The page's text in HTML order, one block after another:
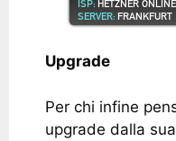
Upgrade
Per chi infine
upgrade dalla